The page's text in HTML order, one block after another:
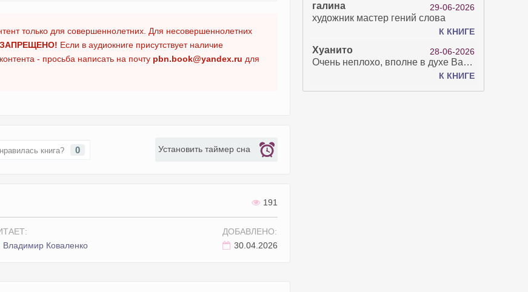
только для совершеннолетних. Для несовершеннолетних
Если в аудиокниге присутствует наличие
- просьба написать на почту pbn.book@yandex.ru для
книга? 0 Установить таймер сна
191
Владимир Коваленко
ДОБАВЛЕНО:
30.04.2026
галина 29-06-2026
художник мастер гений слова
К КНИГЕ
Хуанито 28-06-2026
Очень неплохо, вполне в духе Варго!)
К КНИГЕ